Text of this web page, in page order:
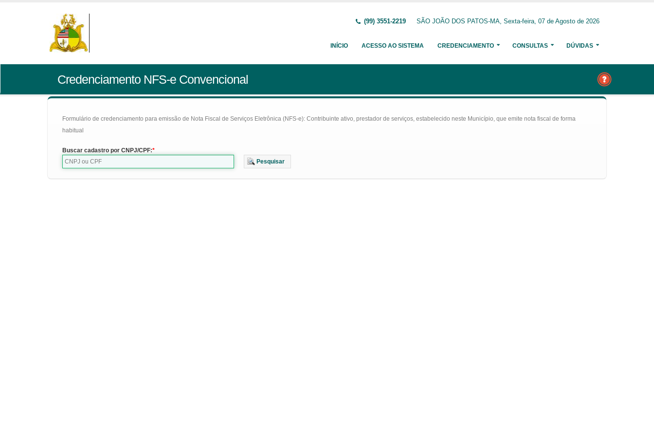
(99) 3551-2219 SÃO JOÃO DOS PATOS-MA, Sexta-feira, 07 de Agosto de 2026
INÍCIO ACESSO AO SISTEMA CREDENCIAMENTO CONSULTAS DÚVIDAS
Credenciamento NFS-e Convencional
Formulário de credenciamento para emissão de Nota Fiscal de Serviços Eletrônica (NFS-e): Contribuinte ativo, prestador de serviços, estabelecido neste Município, que emite nota fiscal de forma
habitual
Buscar cadastro por CNPJ/CPF:
Pesquisar